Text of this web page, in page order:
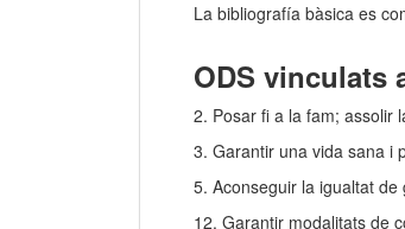
La bibliografía bàsica es
ODS vinculats
2. Posar fi a la fam; assolir
3. Garantir una vida sana i
5. Aconseguir la igualtat
12. Garantir modalitats de